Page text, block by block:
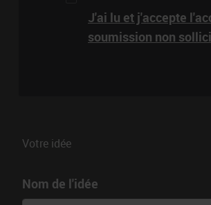
J'ai lu et j'accepte
soumission non
Votre idée
Nom de l'idée